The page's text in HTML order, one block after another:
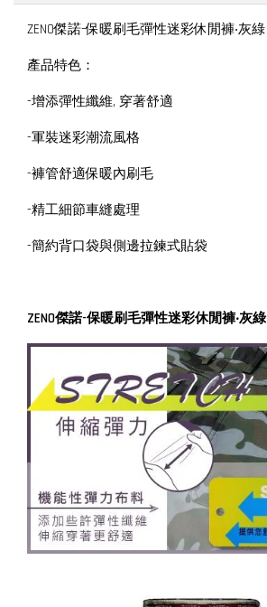
ZENO傑諾-保暖刷毛彈性迷彩休閒褲‧灰綠
產品特色：
-增添彈性纖維, 穿著舒適
-軍裝迷彩潮流風格
-褲管舒適保暖內刷毛
-精工細節車縫處理
-簡約背口袋與側邊拉鍊式貼袋
ZENO傑諾-保暖刷毛彈性迷彩休閒褲‧灰綠